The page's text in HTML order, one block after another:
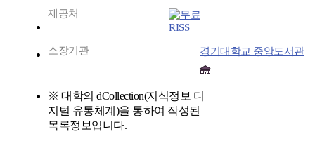
제공처
RISS
소장기관 경기대학교 중앙도서관
※ 대학의 dCollection(지식정보 디
지털 유통체계)을 통하여 작성된
목록정보입니다.